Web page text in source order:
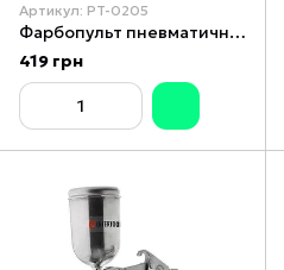
Артикул: PT-0205
Фарбопульт пневматичний HP, форсунка 1.5 мм, INTERTOOL PT-0205
419 грн